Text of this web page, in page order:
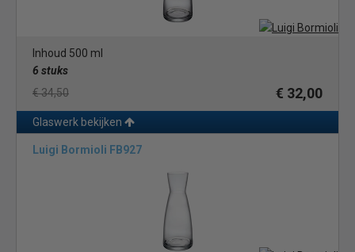
Inhoud 500 ml
6 stuks
€ 34,50
€ 32,00
Glaswerk bekijken
Luigi Bormioli FB927